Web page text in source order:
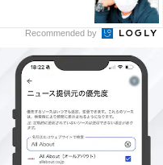
サイズなので値段もや
あれば高いと感じる
がこんな量いらないの
的には悪いです（35歳
いい”と感じる大きな
短い時間や一人の利用
です。
Recommended by